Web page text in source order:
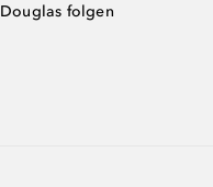
Douglas folgen